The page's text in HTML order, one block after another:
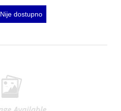
Nije dostupno